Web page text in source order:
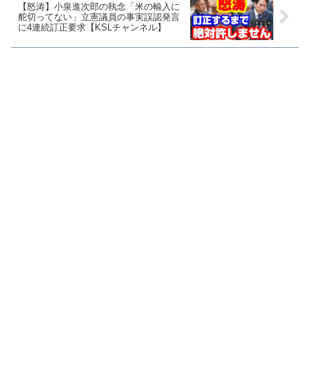
【怒涛】小泉進次郎の執念「米の輸入に
舵切ってない」立憲議員の事実誤認発言
に4連続訂正要求【KSLチャンネル】